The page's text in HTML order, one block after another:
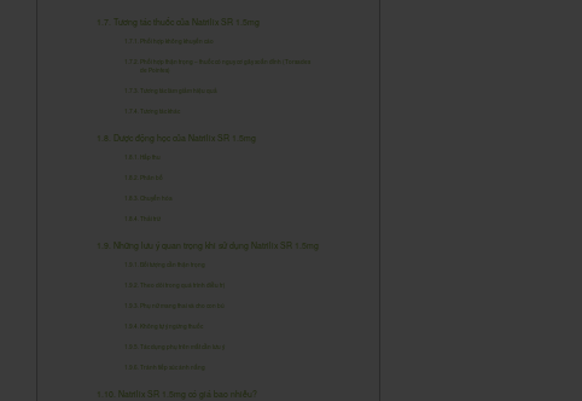
Tương tác thuốc của Natrilix SR 1.5mg
Phối hợp không khuyến cáo
Phối hợp thận trọng – thuốc có nguy cơ gây xoắn đỉnh (Torsades
de Pointes)
Tương tác làm giảm hiệu quả
Tương tác khác
Dược động học của Natrilix SR 1.5mg
Hấp thu
Phân bố
Chuyển hóa
Thải trừ
Những lưu ý quan trọng khi sử dụng Natrilix SR 1.5mg
Đối tượng cần thận trọng
Theo dõi trong quá trình điều trị
Phụ nữ mang thai và cho con bú
Không tự ý ngừng thuốc
Tác dụng phụ trên mắt cần lưu ý
Tránh tiếp xúc ánh nắng
Natrilix SR 1.5mg có giá bao nhiêu?